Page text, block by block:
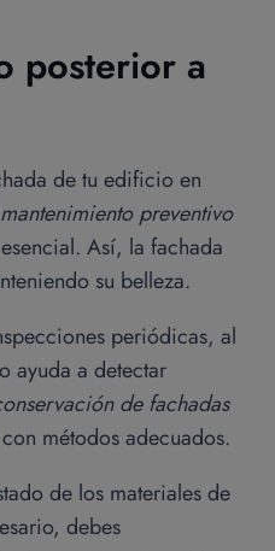
posterior a
de tu edificio en
mantenimiento preventivo
Así, la fachada
su belleza.
periódicas, al
ayuda a detectar
de fachadas
métodos adecuados.
de los materiales de
debes